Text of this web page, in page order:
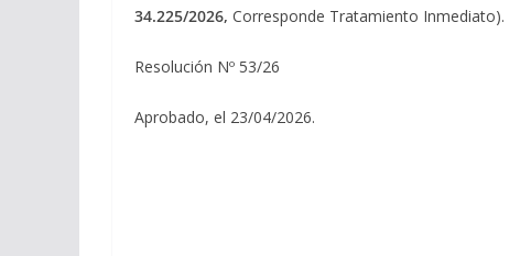
34.225/2026, Corresponde Tratamiento Inmediato).
Resolución Nº 53/26
Aprobado, el 23/04/2026.